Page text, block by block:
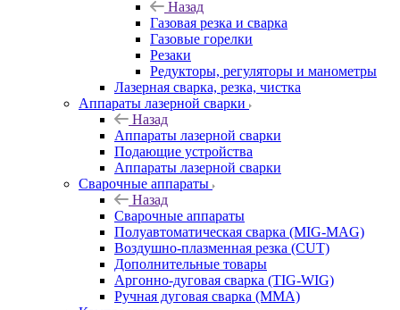
Назад
Газовая резка и сварка
Газовые горелки
Резаки
Редукторы, регуляторы и манометры
Лазерная сварка, резка, чистка
Аппараты лазерной сварки
Назад
Аппараты лазерной сварки
Подающие устройства
Аппараты лазерной сварки
Сварочные аппараты
Назад
Сварочные аппараты
Полуавтоматическая сварка (MIG-MAG)
Воздушно-плазменная резка (CUT)
Дополнительные товары
Аргонно-дуговая сварка (TIG-WIG)
Ручная дуговая сварка (MMA)